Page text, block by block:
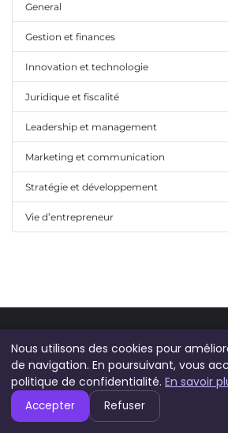
General
Gestion et finances
Innovation et technologie
Juridique et fiscalité
Leadership et management
Marketing et communication
Stratégie et développement
Vie d’entrepreneur
ALCIWEB
Votre source d'information quotidienne pour
tendances et analyses.
Nous utilisons des cookies pour
de navigation. En poursuivant, vous
politique de confidentialité. En savoir
Accepter Refuser